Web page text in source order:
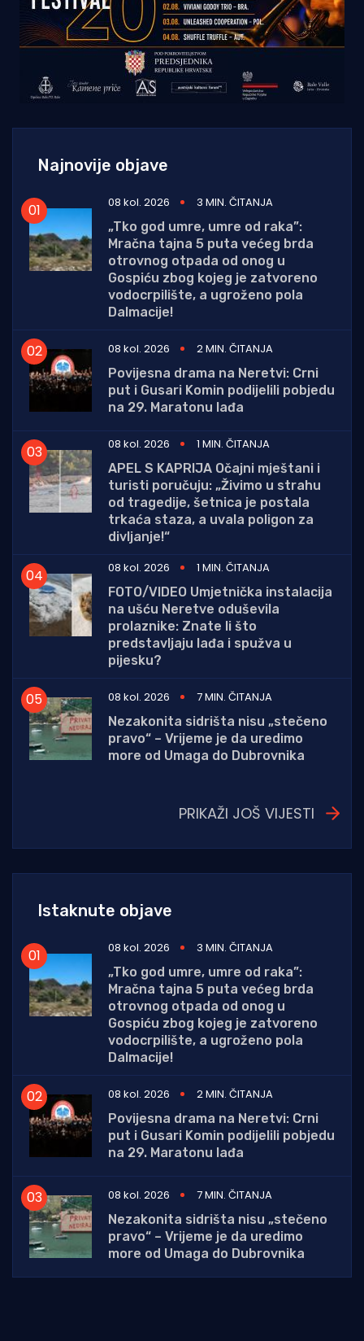
Najnovije objave
08 kol. 2026
3 MIN. ČITANJA
„Tko god umre, umre od raka”:
Mračna tajna 5 puta većeg brda
otrovnog otpada od onog u
Gospiću zbog kojeg je zatvoreno
vodocrpilište, a ugroženo pola
Dalmacije!
08 kol. 2026
2 MIN. ČITANJA
Povijesna drama na Neretvi: Crni
put i Gusari Komin podijelili pobjedu
na 29. Maratonu lađa
08 kol. 2026
1 MIN. ČITANJA
APEL S KAPRIJA Očajni mještani i
turisti poručuju: „Živimo u strahu
od tragedije, šetnica je postala
trkaća staza, a uvala poligon za
divljanje!“
08 kol. 2026
1 MIN. ČITANJA
FOTO/VIDEO Umjetnička instalacija
na ušću Neretve oduševila
prolaznike: Znate li što
predstavljaju lađa i spužva u
pijesku?
08 kol. 2026
7 MIN. ČITANJA
Nezakonita sidrišta nisu „stečeno
pravo“ – Vrijeme je da uredimo
more od Umaga do Dubrovnika
PRIKAŽI JOŠ VIJESTI
Istaknute objave
08 kol. 2026
3 MIN. ČITANJA
„Tko god umre, umre od raka”:
Mračna tajna 5 puta većeg brda
otrovnog otpada od onog u
Gospiću zbog kojeg je zatvoreno
vodocrpilište, a ugroženo pola
Dalmacije!
08 kol. 2026
2 MIN. ČITANJA
Povijesna drama na Neretvi: Crni
put i Gusari Komin podijelili pobjedu
na 29. Maratonu lađa
08 kol. 2026
7 MIN. ČITANJA
Nezakonita sidrišta nisu „stečeno
pravo“ – Vrijeme je da uredimo
more od Umaga do Dubrovnika